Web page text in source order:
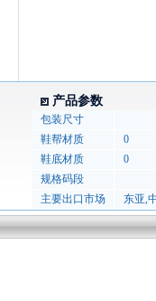
产品参数
包装尺寸
鞋帮材质
0
鞋底材质
0
规格码段
主要出口市场
东亚,